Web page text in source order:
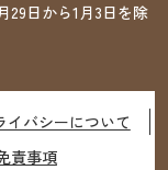
29日から1月3日を除
イバシーについて
責事項